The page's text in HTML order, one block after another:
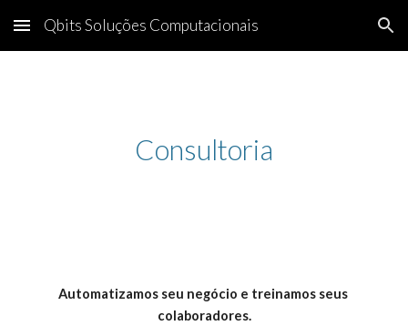
Skip to main content Skip to navigation
Qbits Soluções Computacionais
Consultoria
Automatizamos seu negócio e treinamos seus
colaboradores.